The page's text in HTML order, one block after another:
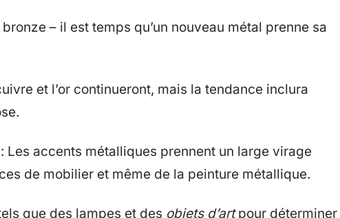
– il est temps qu’un nouveau métal prenne sa
et l’or continueront, mais la tendance inclura
Les accents métalliques prennent un large virage
de mobilier et même de la peinture métallique.
que des lampes et des objets d’artpour déterminer